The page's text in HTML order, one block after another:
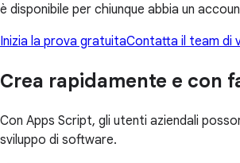
è disponibile per chiunque abbia un
Inizia la prova gratuitaContatta il team di
Crea rapidamente e con
Con Apps Script, gli utenti aziendali
sviluppo di software.